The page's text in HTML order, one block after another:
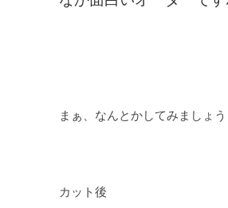
まぁ、なんとかしてみましょ
カット後